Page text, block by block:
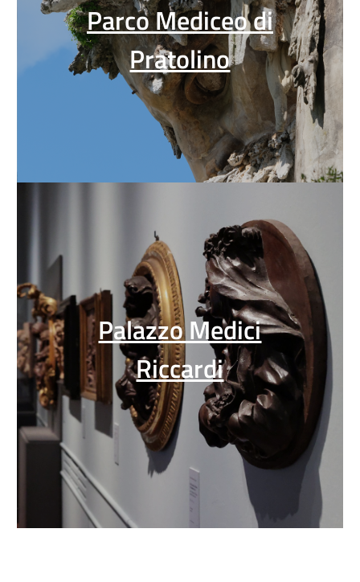
Parco Mediceo di
Pratolino
Palazzo Medici
Riccardi